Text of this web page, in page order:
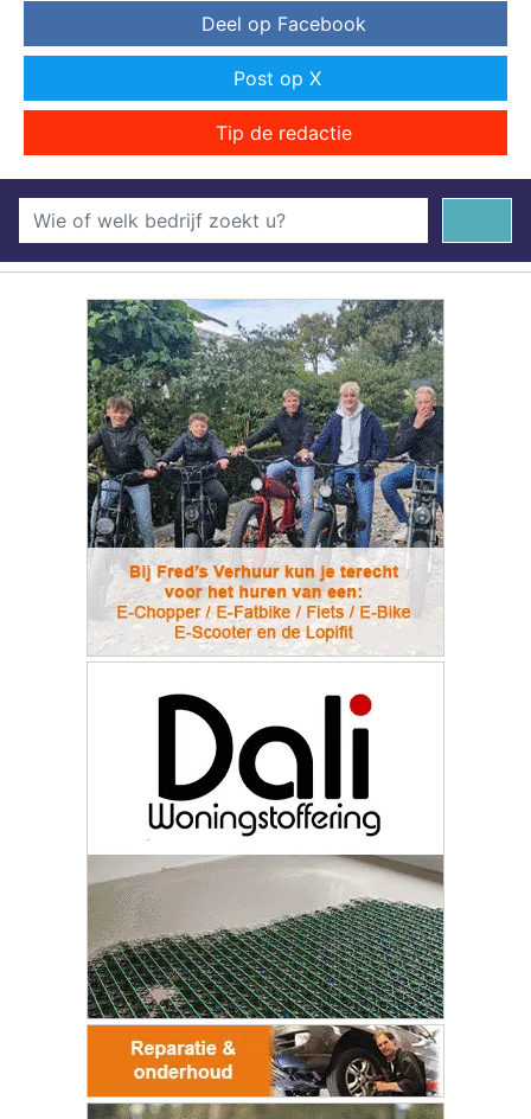
Deel op Facebook
Post op X
Tip de redactie